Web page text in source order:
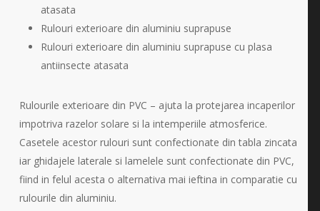
atasata
Rulouri exterioare din aluminiu suprapuse
Rulouri exterioare din aluminiu suprapuse cu plasa
antiinsecte atasata
Rulourile exterioare din PVC – ajuta la protejarea incaperilor
impotriva razelor solare si la intemperiile atmosferice.
Casetele acestor rulouri sunt confectionate din tabla zincata
iar ghidajele laterale si lamelele sunt confectionate din PVC,
fiind in felul acesta o alternativa mai ieftina in comparatie cu
rulourile din aluminiu.